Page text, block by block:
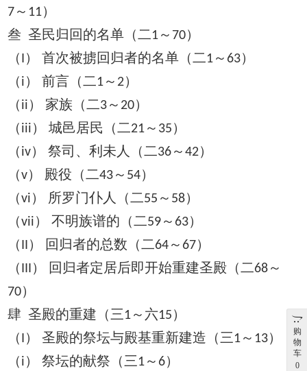
7 ～ 11）
叁 圣民归回的名单（二1 ～ 70）
（ I ） 首次被掳回归者的名单（二1 ～ 63）
（ i ） 前言（二1 ～ 2）
（ ii ） 家族（二3 ～ 20）
（ iii ） 城邑居民（二21 ～ 35 ）
（ iv） 祭司、利未人（二36 ～ 42）
（v） 殿役（二43 ～ 54）
（vi ） 所罗门仆人（二55 ～ 58）
（vii ） 不明族谱的（二59 ～ 63）
（ II ） 回归者的总数（二64 ～ 67）
（ III ） 回归者定居后即开始重建圣殿（二68 ～
70）
肆 圣殿的重建（三 1 ～六15 ）
（ I ） 圣殿的祭坛与殿基重新建造（三 1 ～ 13）
（ i ） 祭坛的献祭（三 1 ～ 6）
购
物
车
0